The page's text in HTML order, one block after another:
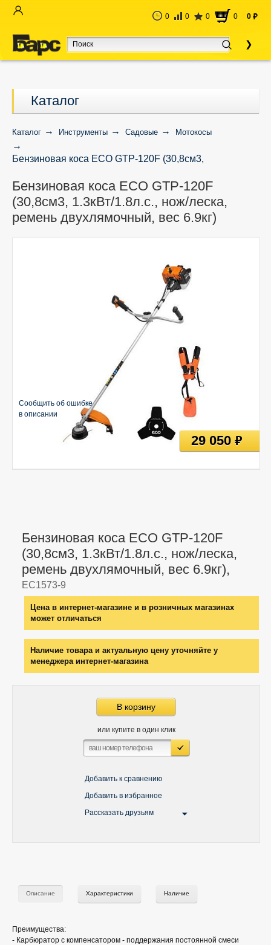
0 0 0 0 0 руб
Каталог
Каталог Инструменты Садовые Мотокосы
Бензиновая коса ECO GTP-120F (30,8см3,
6.9кг)
Бензиновая коса ECO GTP-120F
(30,8см3, 1.3кВт/1.8л.с., нож/леска,
ремень двухлямочный, вес 6.9кг)
Бензиновая коса ECO GTP-120F
(30,8см3, 1.3кВт/1.8л.с., нож/леска,
ремень двухлямочный, вес 6.9кг),
EC1573-9
Цена в интернет-магазине и в розничных магазинах
может отличаться
Наличие товара и актуальную цену уточняйте у
менеджера интернет-магазина
В корзину
или купите в один клик
Добавить к сравнению
Добавить в избранное
Рассказать друзьям
Сообщить об ошибке
в описании
29 050руб
Описание Характеристики Наличие
Преимущества:
- Карбюратор с компенсатором - поддержания постоянной смеси